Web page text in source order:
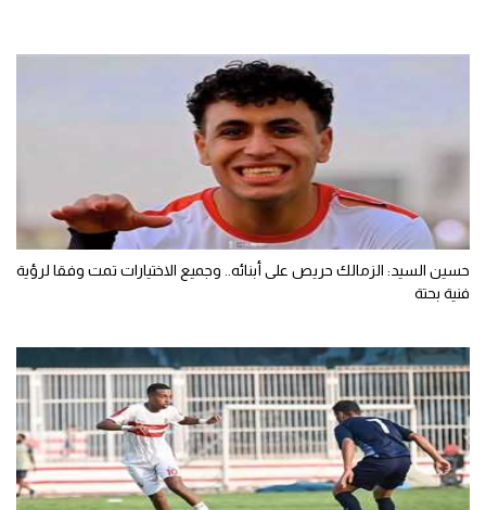
حسين السيد: الزمالك حريص على أبنائه.. وجميع الاختيارات تمت وفقا لرؤية
فنية بحتة